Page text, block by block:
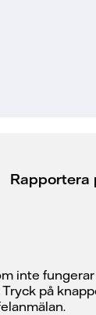
Rapportera
inte
på